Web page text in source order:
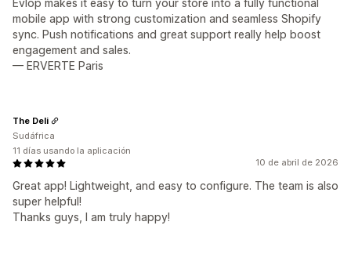
Evlop makes it easy to turn your store into a fully functional
mobile app with strong customization and seamless Shopify
sync. Push notifications and great support really help boost
engagement and sales.
— ERVERTE Paris
10 de abril de 2026
Great app! Lightweight, and easy to configure. The team is also
super helpful!
Thanks guys, I am truly happy!
The Deli
Sudáfrica
11 días usando la aplicación